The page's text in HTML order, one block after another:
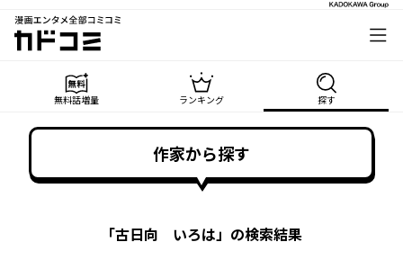
漫画エンタメ全部コミコミ
カドコミ
無料話増量 ランキング 探す
作家から探す
「古日向 いろは」の検索結果